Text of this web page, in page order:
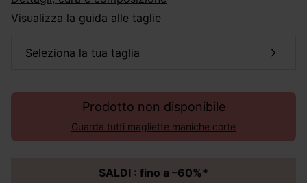
Visualizza la guida alle taglie
seleziona la tua taglia
Prodotto non disponibile
Guarda tutti magliette maniche corte
SALDI : fino a –60%*